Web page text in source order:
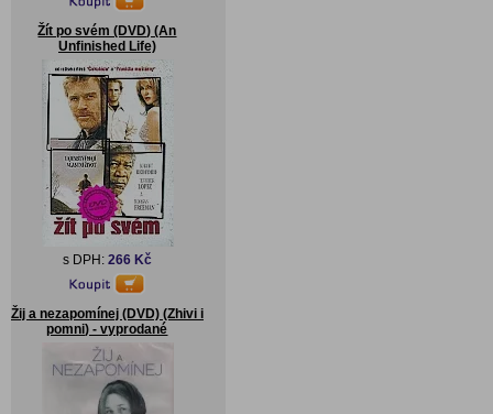
Žít po svém (DVD) (An
Unfinished Life)
s DPH: 266 Kč
Žij a nezapomínej (DVD) (Zhivi i
pomni) - vyprodané